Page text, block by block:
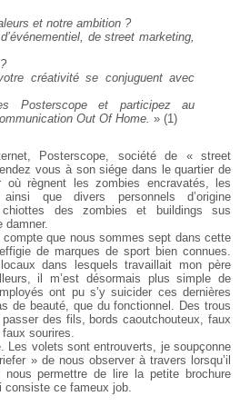
et notre ambition ?
de street marketing,
créativité se conjuguent avec
Posterscope et participez au
Out Of Home. » (1)
Posterscope, société de « street
vous à son siége dans le quartier de
où règnent les zombies encravatés, les
ainsi que divers personnels d’origine
des zombies et buildings sus
damner.
que nous sommes sept dans cette
de marques de sport bien connues.
dans lesquels travaillait mon père
il m’est désormais plus simple de
ont pu s’y suicider ces dernières
de beauté, que du fonctionnel. Des trous
des fils, bords caoutchouteux, faux
sourires.
Les volets sont entrouverts, je soupçonne
» de nous observer à travers lorsqu’il
permettre de lire la petite brochure
consiste ce fameux job.